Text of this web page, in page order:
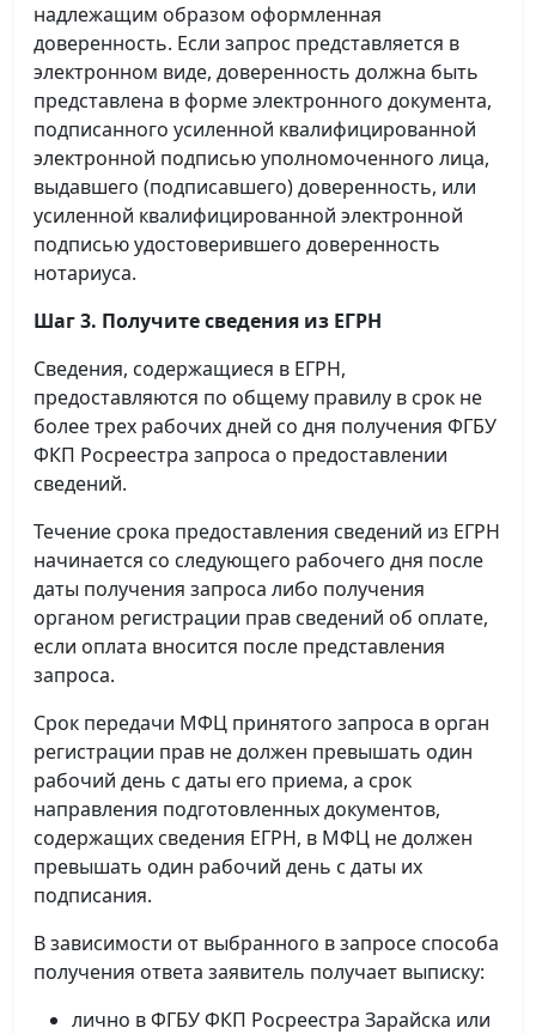
надлежащим образом оформленная
доверенность. Если запрос представляется в
электронном виде, доверенность должна быть
представлена в форме электронного документа,
подписанного усиленной квалифицированной
электронной подписью уполномоченного лица,
выдавшего (подписавшего) доверенность, или
усиленной квалифицированной электронной
подписью удостоверившего доверенность
нотариуса.
Шаг 3. Получите сведения из ЕГРН
Сведения, содержащиеся в ЕГРН,
предоставляются по общему правилу в срок не
более трех рабочих дней со дня получения ФГБУ
ФКП Росреестра запроса о предоставлении
сведений.
Течение срока предоставления сведений из ЕГРН
начинается со следующего рабочего дня после
даты получения запроса либо получения
органом регистрации прав сведений об оплате,
если оплата вносится после представления
запроса.
Срок передачи МФЦ принятого запроса в орган
регистрации прав не должен превышать один
рабочий день с даты его приема, а срок
направления подготовленных документов,
содержащих сведения ЕГРН, в МФЦ не должен
превышать один рабочий день с даты их
подписания.
В зависимости от выбранного в запросе способа
получения ответа заявитель получает выписку:
лично в ФГБУ ФКП Росреестра Зарайска или